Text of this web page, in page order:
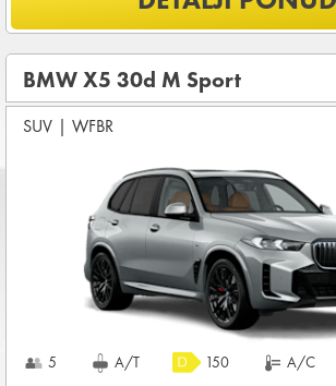
OSNOVNI PAKET OSIGURANJA od
(THW)
Koji su osnovni uslovi za najam vozila?
DEPOZIT NA KREDITNOJ KARTICI u
1.800,00 EUR+ iznosa najma
KOMPLETNI USLOVI
BMW X5 30d M Sport
SUV | WFBR
5 A/T 150 A/C